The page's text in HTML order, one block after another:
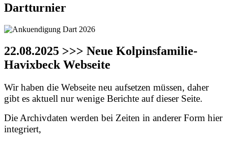
Dartturnier
22.08.2025 >>> Neue Kolpinsfamilie-
Havixbeck Webseite
Wir haben die Webseite neu aufsetzen müssen, daher
gibt es aktuell nur wenige Berichte auf dieser Seite.
Die Archivdaten werden bei Zeiten in anderer Form hier
integriert,